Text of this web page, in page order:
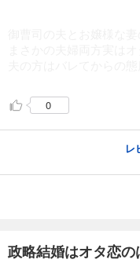
0
レ
政略結婚はオタ恋